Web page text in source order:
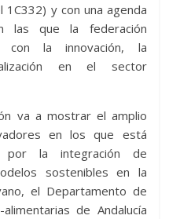
y con una agenda
las que la federación
con la innovación, la
en el sector
va a mostrar el amplio
en los que está
por la integración de
sostenibles en la
el Departamento de
de Andalucía